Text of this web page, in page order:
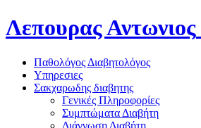
Λεπουρας Αντωνιος
Παθολόγος Διαβητολόγος
Υπηρεσιες
Σακχαρωδης διαβητης
Γενικές Πληροφορίες
Συμπτώματα Διαβήτη
Διάγνωση Διαβήτη